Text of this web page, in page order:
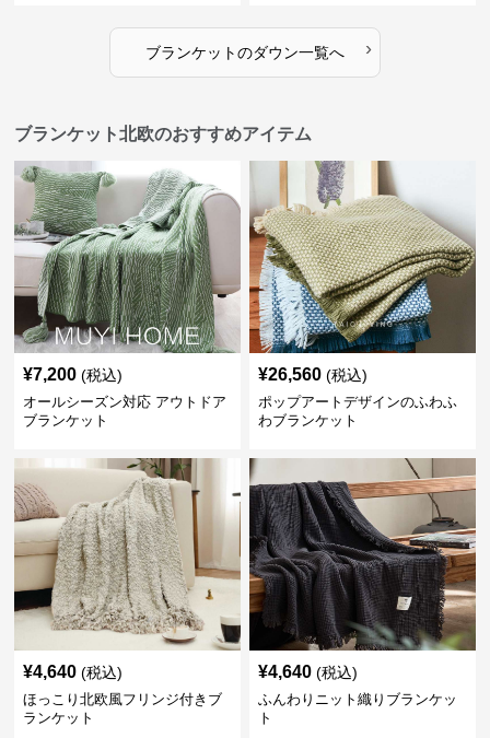
ブランケットのダウン一覧へ ›
ブランケット北欧のおすすめアイテム
¥7,200 (税込)
オールシーズン対応 アウトドア
ブランケット
¥26,560 (税込)
ポップアートデザインのふわふ
わブランケット
¥4,640 (税込)
ほっこり北欧風フリンジ付きブ
ランケット
¥4,640 (税込)
ふんわりニット織りブランケッ
ト